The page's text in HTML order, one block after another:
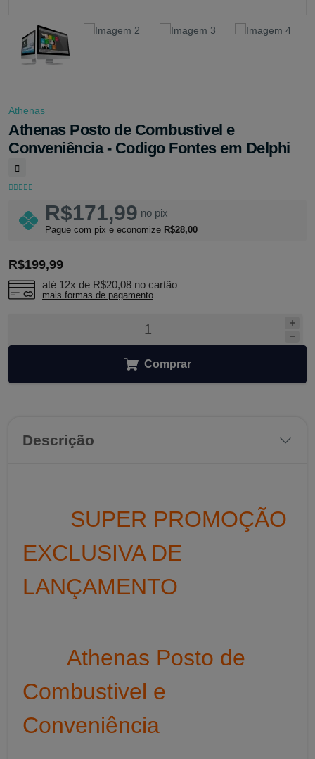
Athenas
Athenas Posto de Combustivel e
Conveniência - Codigo Fontes em Delphi
R$171,99 no pix
Pague com pix e economize R$28,00
R$199,99
até 12x de R$20,08 no cartão
mais formas de pagamento
Comprar
Descrição
SUPER PROMOÇÃO
EXCLUSIVA DE
LANÇAMENTO
Athenas Posto de
Combustivel e
Conveniência